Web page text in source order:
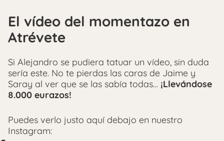
El vídeo del momentazo en
Atrévete
Si Alejandro se pudiera tatuar un vídeo, sin duda
sería este. No te pierdas las caras de Jaime y
Saray al ver que se las sabía todas… ¡Llevándose
8.000 eurazos!
Puedes verlo justo aquí debajo en nuestro
Instagram: